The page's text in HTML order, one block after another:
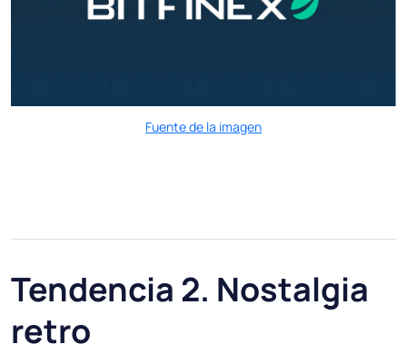
Fuente de la imagen
Tendencia 2. Nostalgia
retro